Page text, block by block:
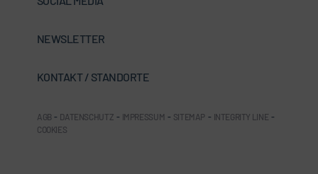
NEWSLETTER
KONTAKT / STANDORTE
AGB - DATENSCHUTZ - IMPRESSUM - SITEMAP - INTEGRITY LINE -
COOKIES